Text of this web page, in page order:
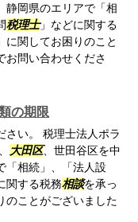
静岡県のエリアで「相
税理士」などに関する
に関してお困りのこと
お問い合わせくださ
の期限
さい。 税理士法人ポラ
大田区、世田谷区を中
「相続」、「法人設
関する税務相談を承っ
のことがございました